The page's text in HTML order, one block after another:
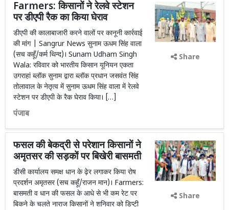
Farmers: किसानों ने रेलवे स्टेशन
पर डीएपी रैक का किया घेराव
डीएपी की कालाबाजारी करने वालों पर कानूनी कार्रवाई
की मांग | Sangrur News सुनाम ऊधम सिंह वाला
(सच कहूँ/कर्म थिन्द)। Sunam Udham Singh
Wala: रविवार को भारतीय किसान यूनियन एकता
उगराहां ब्लॉक सुनाम द्वारा ब्लॉक प्रधान जसवंत सिंह
तोलावाल के नेतृत्व में सुनाम ऊधम सिंह वाला में रेलवे
स्टेशन पर डीएपी के रैक घेराव किया। […]
पंजाब
Share
फसल की बेकद्री से परेशान किसानों ने
अमृतसर की सड़कों पर बिखेरी बासमती
डीसी कार्यालय समक्ष धान के ढ़ेर लगाकर किया रोष
प्रदर्शन अमृतसर (सच कहूँ/राजन मान)। Farmers:
बासमती व धान की फसल के आधे से भी कम रेट पर
बिकने के चलते नाराज किसानों ने शनिवार को डिप्टी
Share